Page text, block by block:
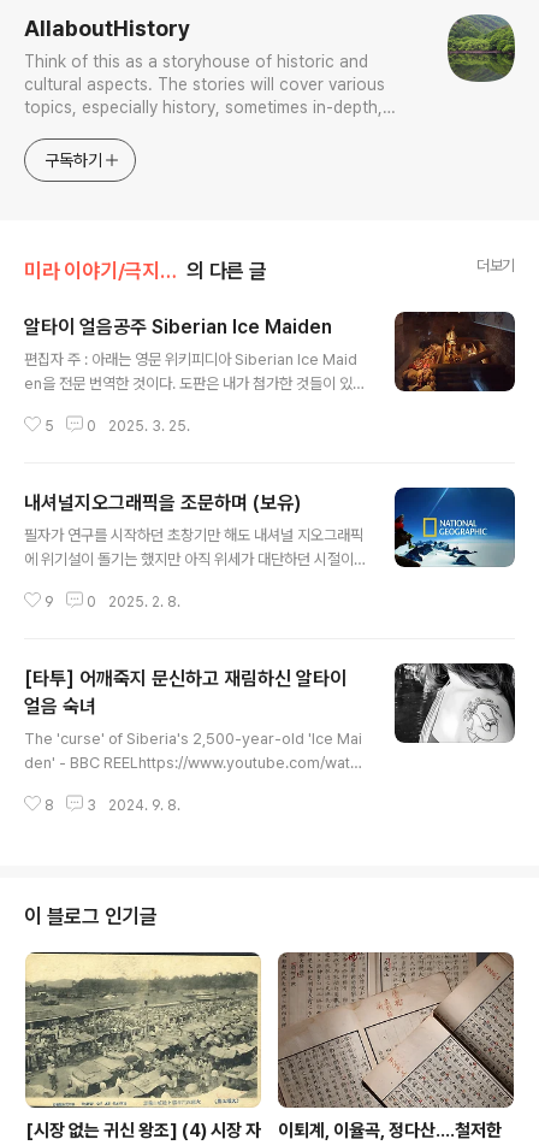
AllaboutHistory
Think of this as a storyhouse of historic and
cultural aspects. The stories will cover various
topics, especially history, sometimes in-depth,
approach will be to resist any common sense or
generalized viewpoint
구독하기
미라 이야기/극지와 고지의 얼음 미라 의 다른 글 더보기
알타이 얼음공주 Siberian Ice Maiden
편집자 주 : 아래는 영문 위키피디아 Siberian Ice Maid
en을 전문 번역한 것이다. 도판은 내가 첨가한 것들이 있
처녀Siberian Ice Maiden는 현지에서 알타이 공주 Alta
츠카Devochka("소녀"), 또는 오치발라Ochy-bala(Оч
ы-бала, 알타이 서사시 여주인공)이라고도 하는 기원전
5세기 여성 미라다. 1993년 러시아 알타이 공화국 파지리
yk burials 중 한 쿠르간kurgan에서 발견..
5 0 2025. 3. 25.
내셔널지오그래픽을 조문하며 (보유)
필자가 연구를 시작하던 초창기만 해도 내셔널 지오그래픽
에 위기설이 돌기는 했지만 아직 위세가 대단하던 시절이
니어 에디터가 참여하면 학회를 들었다 놨다 하는 것이 눈
만 페루에서 발견된 미라를 극렬한 현지의 반대에도 불구
하고 미국으로 불러올려 워싱턴 DC의 그네들 본부에서 전
할 때도 내셔널 지오그래픽의 지원을 받아 들어간 것이 큰
힘이 되었는데, 뭐 대단한 지원을 한 것도 아니지만 그 지원
을 해주는 단체의 힘이 정말 크다는 것을 절감했다. 필자가
9 0 2025. 2. 8.
[타투] 어깨죽지 문신하고 재림하신 알타이
얼음 숙녀
The 'curse' of Siberia's 2,500-year-old 'Ice Mai
den' - BBC REELhttps://www.youtube.com/watc
에서 출현한 기원전 5세기 무렵을 살다간 이른바 시베리아
e Man 외치를 염두에 뒀다. 외치 유명세에 붙어서 나도 장
사 좀 해보자 이런 의도가 보인다. 어느 문신 숍에서 했는지
모르겠다. 저 문신만 따서 보자, 어느 정도 패셔너블한지.
기왕 복원할 거 좀 이쁘게, 맵시나게 해 주지, 이 복..
8 3 2024. 9. 8.
이 블로그 인기글
[시장 없는 귀신 왕조] (4) 시장 자
이퇴계, 이율곡, 정다산....철저한